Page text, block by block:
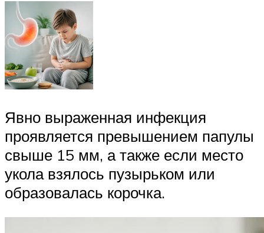
Явно выраженная инфекция
проявляется превышением папулы
свыше 15 мм, а также если место
укола взялось пузырьком или
образовалась корочка.